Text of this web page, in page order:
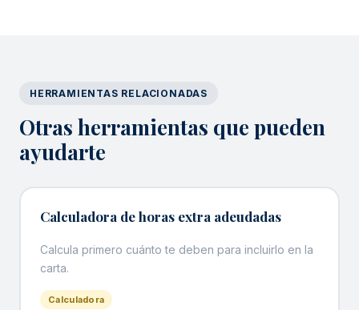
HERRAMIENTAS RELACIONADAS
Otras herramientas que pueden
ayudarte
Calculadora de horas extra adeudadas
Calcula primero cuánto te deben para incluirlo en la
carta.
Calculadora